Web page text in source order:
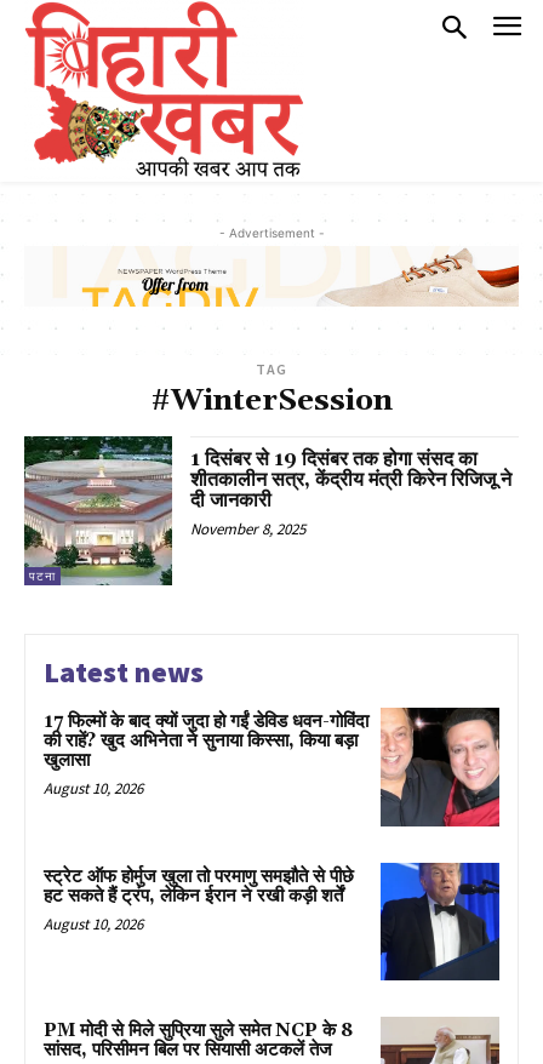
- Advertisement -
TAG
#WinterSession
पटना
1 दिसंबर से 19 दिसंबर तक होगा संसद का
शीतकालीन सत्र, केंद्रीय मंत्री किरेन रिजिजू ने
दी जानकारी
November 8, 2025
Latest news
17 फिल्मों के बाद क्यों जुदा हो गईं डेविड धवन-गोविंदा
की राहें? खुद अभिनेता ने सुनाया किस्सा, किया बड़ा
खुलासा
August 10, 2026
स्ट्रेट ऑफ होर्मुज खुला तो परमाणु समझौते से पीछे
हट सकते हैं ट्रंप, लेकिन ईरान ने रखी कड़ी शर्तें
August 10, 2026
PM मोदी से मिले सुप्रिया सुले समेत NCP के 8
सांसद, परिसीमन बिल पर सियासी अटकलें तेज